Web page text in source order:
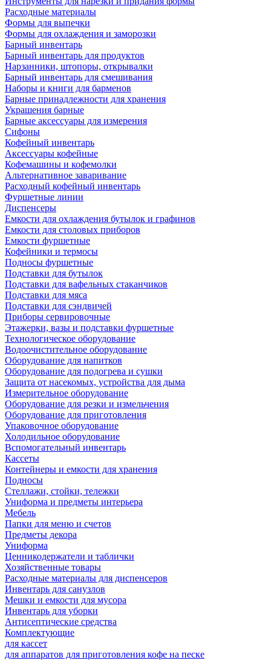
Расходные материалы
Формы для выпечки
Формы для охлаждения и заморозки
Барный инвентарь
Барный инвентарь для продуктов
Нарзанники, штопоры, открывалки
Барный инвентарь для смешивания
Наборы и книги для барменов
Барные принадлежности для хранения
Украшения барные
Барные аксессуары для измерения
Сифоны
Кофейный инвентарь
Аксессуары кофейные
Кофемашины и кофемолки
Альтернативное заваривание
Расходный кофейный инвентарь
Фуршетные линии
Диспенсеры
Емкости для охлаждения бутылок и графинов
Емкости для столовых приборов
Емкости фуршетные
Кофейники и термосы
Подносы фуршетные
Подставки для бутылок
Подставки для вафельных стаканчиков
Подставки для мяса
Подставки для сэндвичей
Приборы сервировочные
Этажерки, вазы и подставки фуршетные
Технологическое оборудование
Водоочистительное оборудование
Оборудование для напитков
Оборудование для подогрева и сушки
Защита от насекомых, устройства для дыма
Измерительное оборудование
Оборудование для резки и измельчения
Оборудование для приготовления
Упаковочное оборудование
Холодильное оборудование
Вспомогательный инвентарь
Кассеты
Контейнеры и емкости для хранения
Подносы
Стеллажи, стойки, тележки
Униформа и предметы интерьера
Мебель
Папки для меню и счетов
Предметы декора
Униформа
Ценникодержатели и таблички
Хозяйственные товары
Расходные материалы для диспенсеров
Инвентарь для санузлов
Мешки и емкости для мусора
Инвентарь для уборки
Антисептические средства
Комплектующие
для кассет
для аппаратов для приготовления кофе на песке